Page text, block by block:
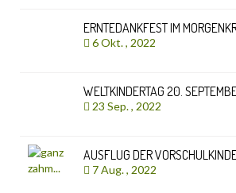
ERNTEDANKFEST IM
6 Okt. , 2022
WELTKINDERTAG 20.
23 Sep. , 2022
AUSFLUG DER
7 Aug. , 2022